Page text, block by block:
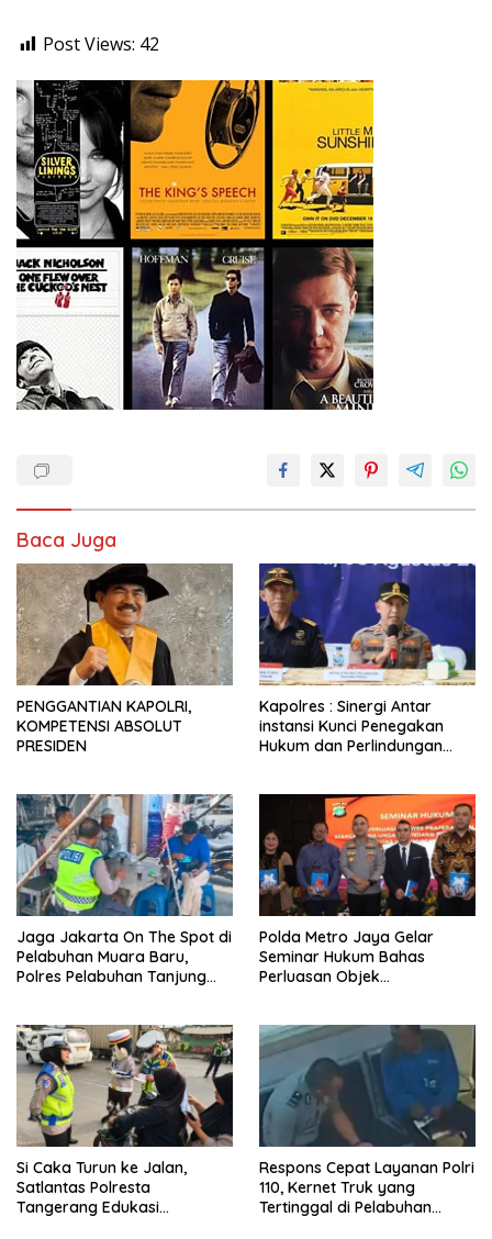
Post Views: 42
Baca Juga
PENGGANTIAN KAPOLRI,
KOMPETENSI ABSOLUT
PRESIDEN
Kapolres : Sinergi Antar
instansi Kunci Penegakan
Hukum dan Perlindungan
Penyelundupan Harley-
Davidson Bekas.
Jaga Jakarta On The Spot di
Pelabuhan Muara Baru,
Polres Pelabuhan Tanjung
Masyarakat
Polda Metro Jaya Gelar
Seminar Hukum Bahas
Perluasan Objek
Si Caka Turun ke Jalan,
Satlantas Polresta
Tangerang Edukasi
Respons Cepat Layanan Polri
110, Kernet Truk yang
Tertinggal di Pelabuhan